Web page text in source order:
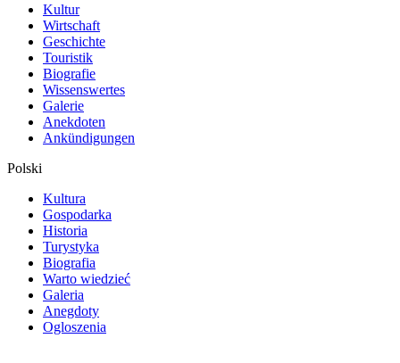
Kultur
Wirtschaft
Geschichte
Touristik
Biografie
Wissenswertes
Galerie
Anekdoten
Ankündigungen
Polski
Kultura
Gospodarka
Historia
Turystyka
Biografia
Warto wiedzieć
Galeria
Anegdoty
Ogloszenia